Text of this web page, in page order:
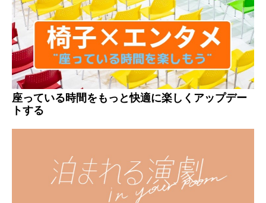
座っている時間をもっと快適に楽しくアップデー
トする